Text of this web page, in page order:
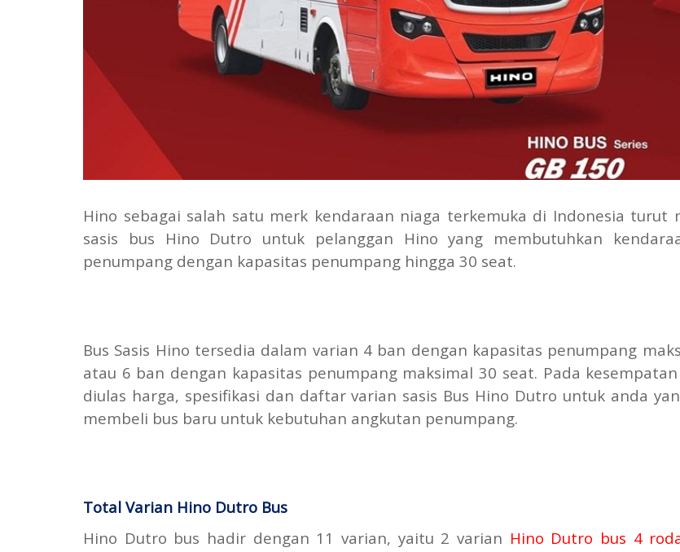
Hino sebagai salah satu merk kendaraan niaga terkemuka di Indonesia turut
sasis bus Hino Dutro untuk pelanggan Hino yang membutuhkan
penumpang dengan kapasitas penumpang hingga 30 seat.
Bus Sasis Hino tersedia dalam varian 4 ban dengan kapasitas penumpang
atau 6 ban dengan kapasitas penumpang maksimal 30 seat. Pada
diulas harga, spesifikasi dan daftar varian sasis Bus Hino Dutro untuk anda
membeli bus baru untuk kebutuhan angkutan penumpang.
Total Varian Hino Dutro Bus
Hino Dutro bus hadir dengan 11 varian, yaitu 2 varian Hino Dutro bus 4